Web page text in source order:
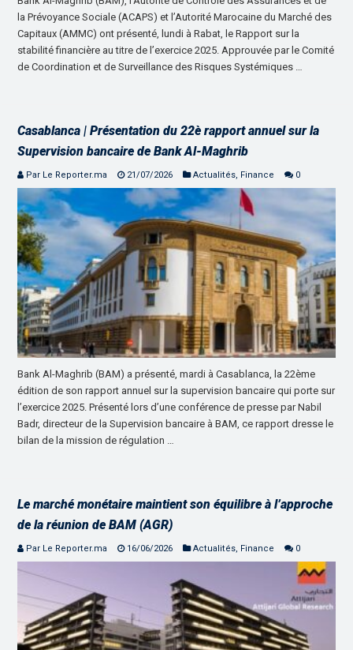
la Prévoyance Sociale (ACAPS) et l’Autorité Marocaine du Marché des
Capitaux (AMMC) ont présenté, lundi à Rabat, le Rapport sur la
stabilité financière au titre de l’exercice 2025. Approuvée par le Comité
de Coordination et de Surveillance des Risques Systémiques …
Casablanca | Présentation du 22è rapport annuel sur la
Supervision bancaire de Bank Al-Maghrib
Par Le Reporter.ma 21/07/2026 Actualités, Finance 0
Bank Al-Maghrib (BAM) a présenté, mardi à Casablanca, la 22ème
édition de son rapport annuel sur la supervision bancaire qui porte sur
l’exercice 2025. Présenté lors d’une conférence de presse par Nabil
Badr, directeur de la Supervision bancaire à BAM, ce rapport dresse le
bilan de la mission de régulation …
Le marché monétaire maintient son équilibre à l’approche
de la réunion de BAM (AGR)
Par Le Reporter.ma 16/06/2026 Actualités Finance 0